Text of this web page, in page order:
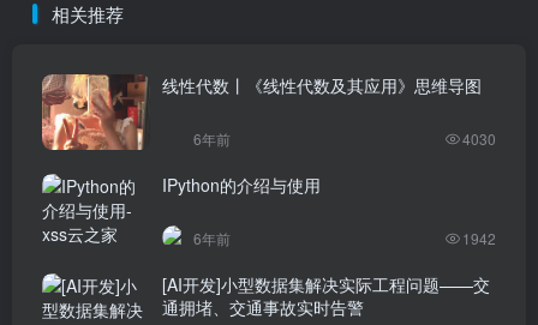
相关推荐
线性代数丨《线性代数及其应用》思维导图
6年前 4030
IPython的介绍与使用
6年前 1942
[AI开发]小型数据集解决实际工程问题——交
通拥堵、交通事故实时告警